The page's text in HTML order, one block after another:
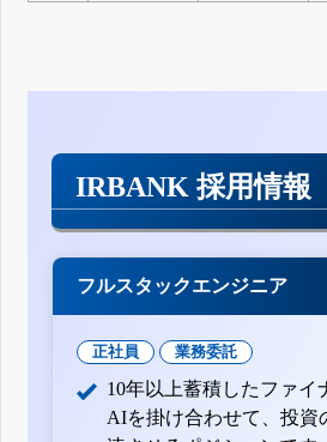
IRBANK 採用情報
フルスタックエンジニア
正社員 業務委託
10年以上蓄積したファイ
AIを掛け合わせて、投資